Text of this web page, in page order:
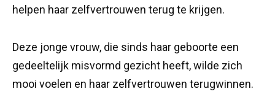
helpen haar zelfvertrouwen terug te krijgen.
Deze jonge vrouw, die sinds haar geboorte een
gedeeltelijk misvormd gezicht heeft, wilde zich
mooi voelen en haar zelfvertrouwen terugwinnen.